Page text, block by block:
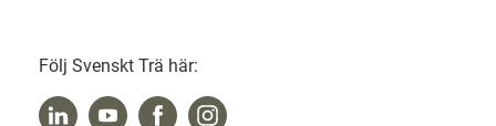
Följ Svenskt Trä här: